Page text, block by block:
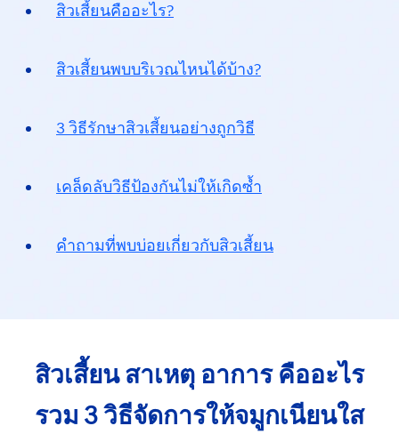
สิวเสี้ยนคืออะไร?
สิวเสี้ยนพบบริเวณไหนได้บ้าง?
3 วิธีรักษาสิวเสี้ยนอย่างถูกวิธี
เคล็ดลับวิธีป้องกันไม่ให้เกิดซ้ำ
คำถามที่พบบ่อยเกี่ยวกับสิวเสี้ยน
สิวเสี้ยน สาเหตุ อาการ คืออะไร
รวม 3 วิธีจัดการให้จมูกเนียนใส